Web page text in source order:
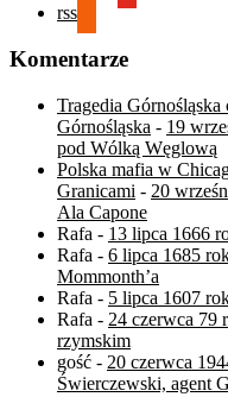
rss
Komentarze
Tragedia
Górnośląska - 19
pod Wólką Węglową
Polska mafia w
Granicami - 20
Ala Capone
Rafa - 13 lipca 1666
Rafa - 6 lipca 1685
Mommonth’a
Rafa - 5 lipca 1607
Rafa - 24 czerwca 79
rzymskim
gość - 20 czerwca
Świerczewski, agent